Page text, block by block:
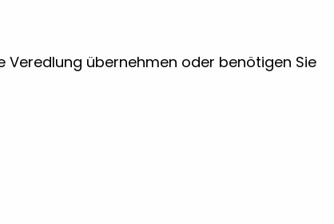
Veredlung übernehmen oder benötigen Sie